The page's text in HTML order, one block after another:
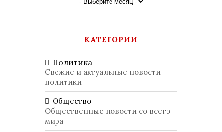
КАТЕГОРИИ
Политика
Свежие и актуальные новости
политики
Общество
Общественные новости со всего
мира